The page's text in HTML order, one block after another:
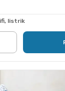
listrik